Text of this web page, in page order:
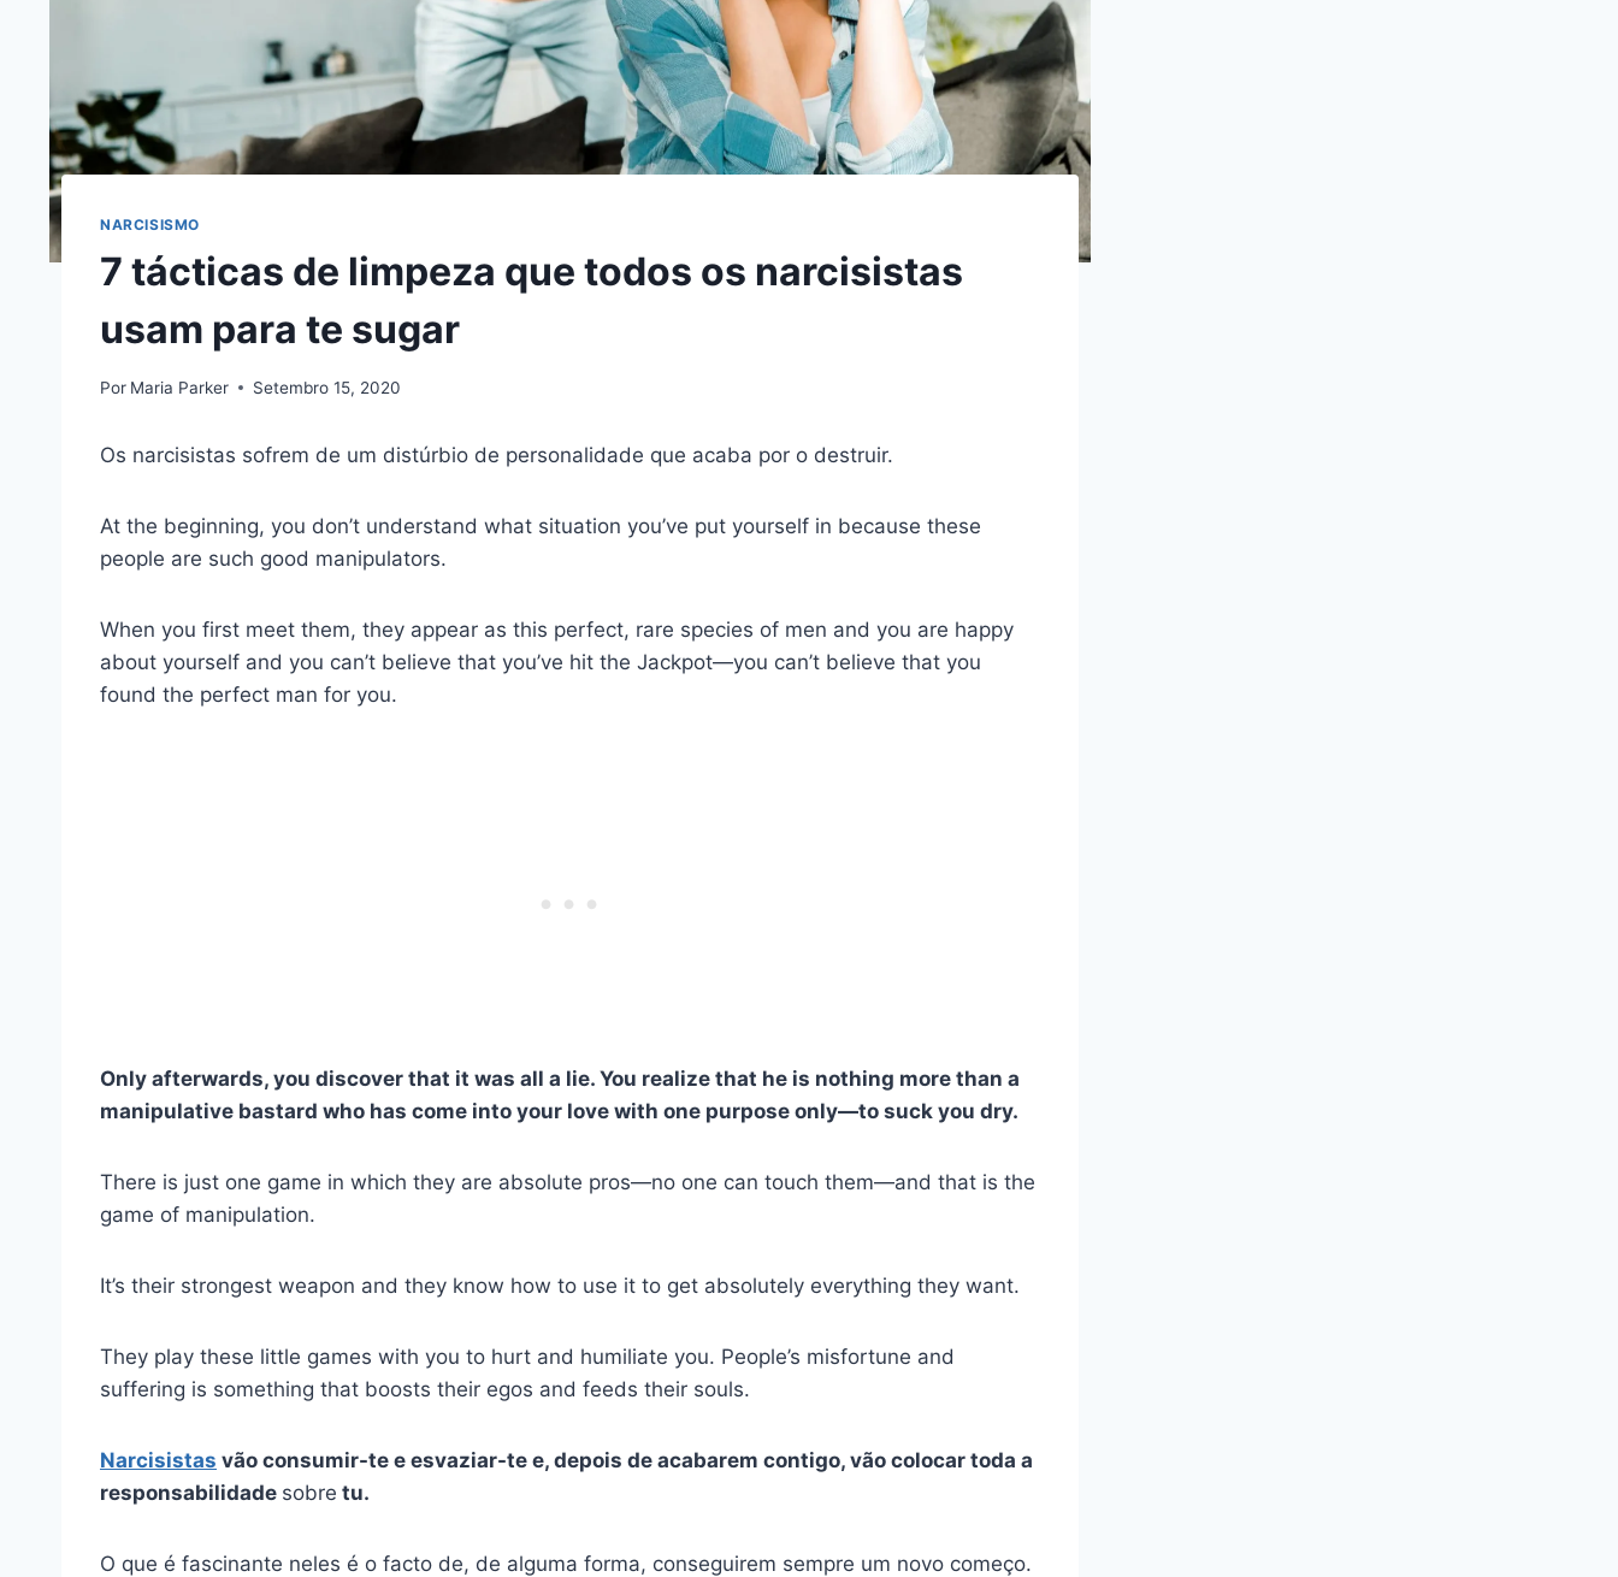
NARCISISMO
7 tácticas de limpeza que todos os narcisistas
usam para te sugar
Por Maria Parker Setembro 15, 2020
Os narcisistas sofrem de um distúrbio de personalidade que acaba por o destruir.
At the beginning, you don’t understand what situation you’ve put yourself in because these
people are such good manipulators.
When you first meet them, they appear as this perfect, rare species of men and you are happy
about yourself and you can’t believe that you’ve hit the Jackpot—you can’t believe that you
found the perfect man for you.
Only afterwards, you discover that it was all a lie. You realize that he is nothing more than a
manipulative bastard who has come into your love with one purpose only—to suck you dry.
There is just one game in which they are absolute pros—no one can touch them—and that is the
game of manipulation.
It’s their strongest weapon and they know how to use it to get absolutely everything they want.
They play these little games with you to hurt and humiliate you. People’s misfortune and
suffering is something that boosts their egos and feeds their souls.
Narcisistas vão consumir-te e esvaziar-te e, depois de acabarem contigo, vão colocar toda a
responsabilidade sobre tu.
O que é fascinante neles é o facto de, de alguma forma, conseguirem sempre um novo começo.